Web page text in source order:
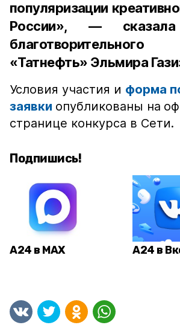
популяризации
России», — сказала
«Татнефть» Эльмира
Условия участия и форма
заявки опубликованы на
странице конкурса в Сети.
Подпишись!
А24 в MAX А24 в